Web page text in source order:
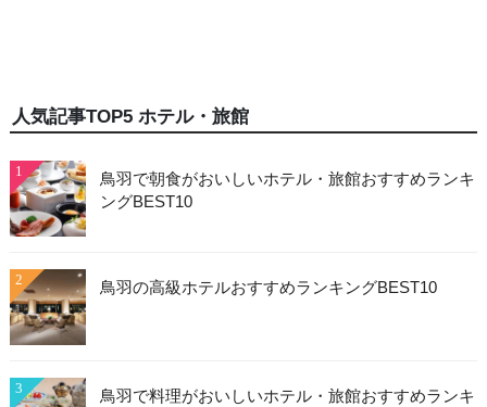
人気記事TOP5 ホテル・旅館
1
鳥羽で朝食がおいしいホテル・旅館おすすめランキ
ングBEST10
2 鳥羽の高級ホテルおすすめランキングBEST10
3
鳥羽で料理がおいしいホテル・旅館おすすめランキ